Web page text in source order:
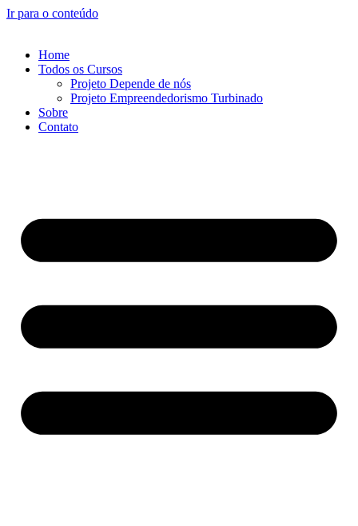
Ir para o conteúdo
Home
Todos os Cursos
Projeto Depende de nós
Projeto Empreendedorismo Turbinado
Sobre
Contato